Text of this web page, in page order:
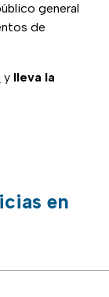
general
de
y lleva la
en